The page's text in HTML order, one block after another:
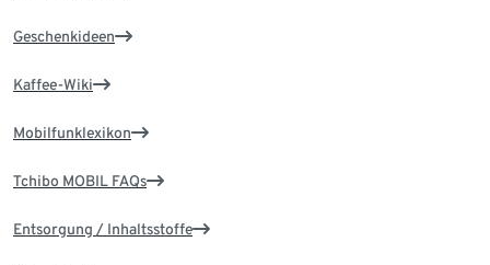
Geschenkideen
Kaffee-Wiki
Mobilfunklexikon
Tchibo MOBIL FAQs
Entsorgung / Inhaltsstoffe